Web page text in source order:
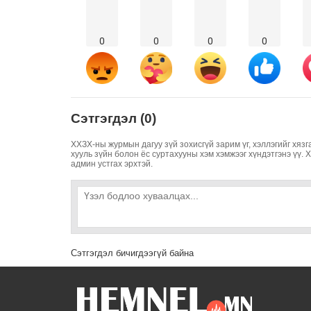
0 0 0 0
Сэтгэгдэл (0)
ХХЗХ-ны журмын дагуу зүй зохисгүй зарим үг, хэллэгийг
хууль зүйн болон ёс суртахууны хэм хэмжээг хүндэтгэнэ үү.
админ устгах эрхтэй.
Сэтгэгдэл бичигдээгүй байна